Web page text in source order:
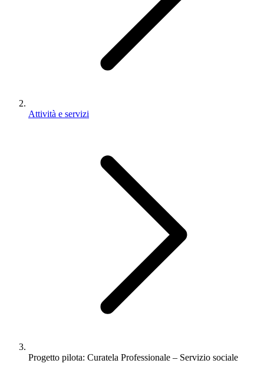
Attività e servizi
Progetto pilota: Curatela Professionale – Servizio sociale